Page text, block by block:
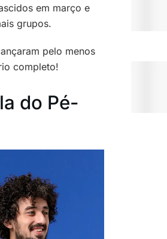
em março e
grupos.
pelo menos
completo!
do Pé-